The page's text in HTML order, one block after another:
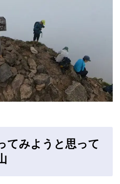
てみようと思って